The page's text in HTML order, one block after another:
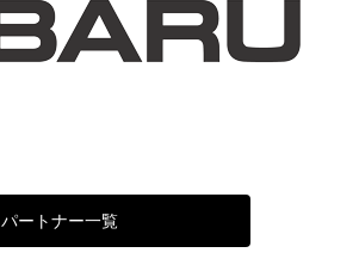
パートナー一覧